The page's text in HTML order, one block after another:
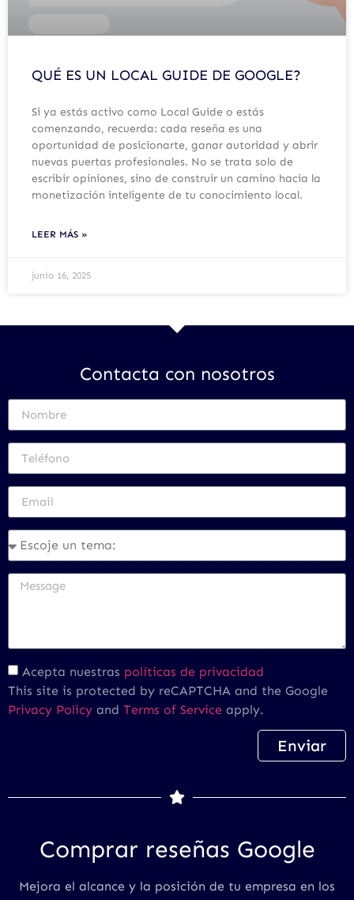
QUÉ ES UN LOCAL GUIDE DE GOOGLE?
Si ya estás activo como Local Guide o estás
comenzando, recuerda: cada reseña es una
oportunidad de posicionarte, ganar autoridad y abrir
nuevas puertas profesionales. No se trata solo de
escribir opiniones, sino de construir un camino hacia la
monetización inteligente de tu conocimiento local.
LEER MÁS »
junio 16, 2025
Contacta con nosotros
Acepta nuestras políticas de privacidad
This site is protected by reCAPTCHA and the Google
Privacy Policy and Terms of Service apply.
Enviar
Comprar reseñas Google
Mejora el alcance y la posición de tu empresa en los